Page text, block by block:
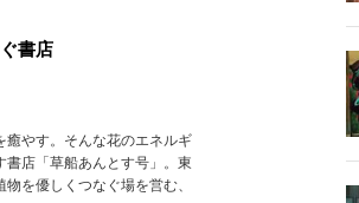
書店
癒やす。そんな花のエネルギ
書店「草船あんとす号」。東
を優しくつなぐ場を営む、